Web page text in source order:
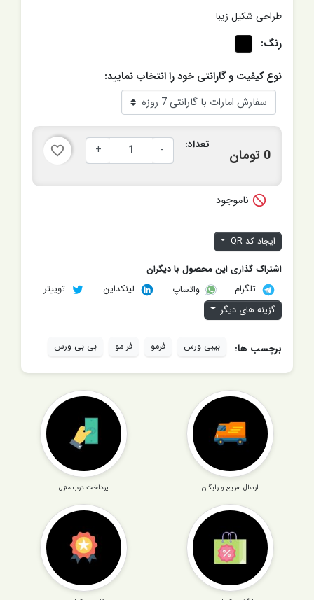
طراحی شکیل زیبا
رنگ:
نوع کیفیت و گارانتی خود را انتخاب نمایید:
0 تومان
تعداد: -
+
favorite_border
 ناموجود
ایجاد کد QR
اشتراک گذاری این محصول با دیگران
تلگرام
واتساپ لینکداین
توییتر
گزینه های دیگر
برچسب ها: بیبی ورس فرمو فر مو بی بی ورس
ارسال سریع و رایگان پرداخت درب منزل